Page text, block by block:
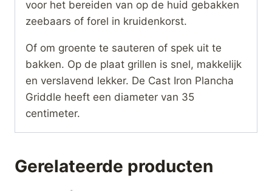
voor het bereiden van op de huid gebakken
zeebaars of forel in kruidenkorst.
Of om groente te sauteren of spek uit te
bakken. Op de plaat grillen is snel, makkelijk
en verslavend lekker. De Cast Iron Plancha
Griddle heeft een diameter van 35
centimeter.
Gerelateerde producten